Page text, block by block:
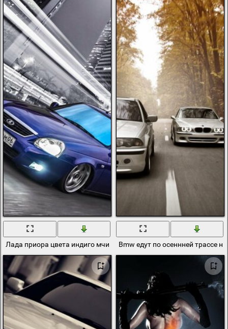
Лада приора цвета индиго мчится по чёрно-белому городу городу
Bmw едут по осеннней трассе